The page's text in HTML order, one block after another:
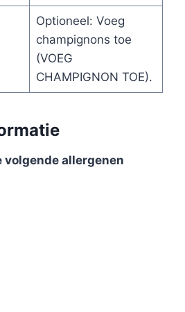
Optioneel: Voeg
champignons toe
(VOEG
CHAMPIGNON TOE).
volgende allergenen